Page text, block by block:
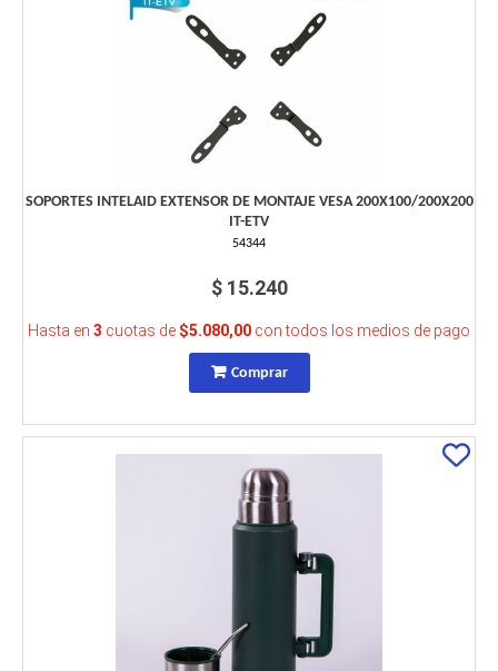
SOPORTES INTELAID EXTENSOR DE MONTAJE VESA 200X100/200X200
IT-ETV
54344
$ 15.240
Hasta en 3 cuotas de $5.080,00 con todos los medios de pago
Comprar